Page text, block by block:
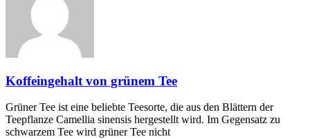
Koffeingehalt von grünem Tee
Grüner Tee ist eine beliebte Teesorte, die aus den Blättern der
Teepflanze Camellia sinensis hergestellt wird. Im Gegensatz zu
schwarzem Tee wird grüner Tee nicht